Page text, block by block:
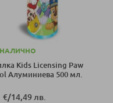
НАЛИЧНО
Kids Licensing Paw
Алуминиева 500 мл.
€/14,49 лв.